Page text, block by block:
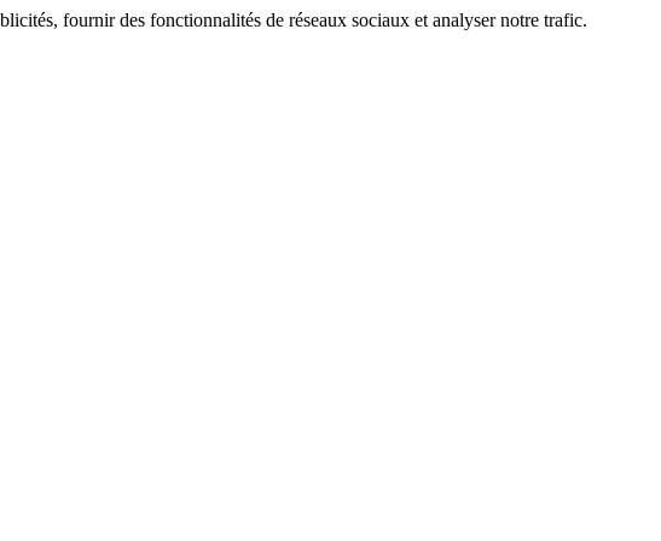
fournir des fonctionnalités de réseaux sociaux et analyser notre trafic.